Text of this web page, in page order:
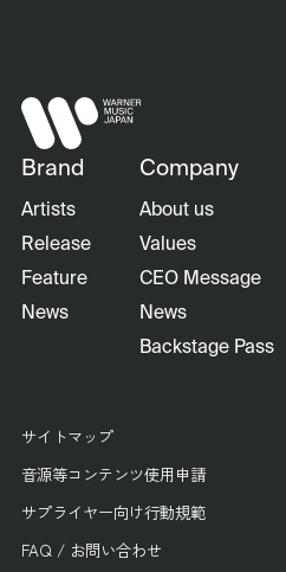
Brand
Artists
Release
Feature
News
Company
About us
Values
CEO Message
News
Backstage Pass
サイトマップ
音源等コンテンツ使用申請
サプライヤー向け行動規範
FAQ / お問い合わせ